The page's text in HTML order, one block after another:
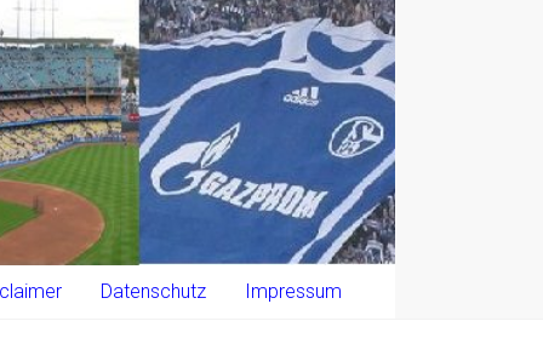
Datenschutz Impressum